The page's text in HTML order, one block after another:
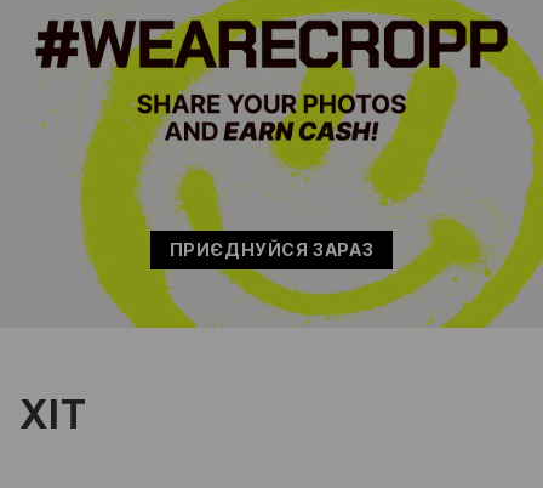
ПРИЄДНУЙСЯ ЗАРАЗ
ХІТ